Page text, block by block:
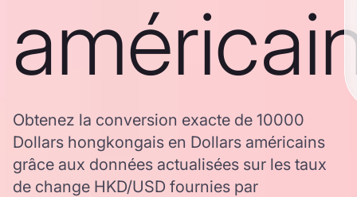
Obtenez la conversion exacte de 10000
Dollars hongkongais en Dollars américains
grâce aux données actualisées sur les taux
de change HKD/USD fournies par